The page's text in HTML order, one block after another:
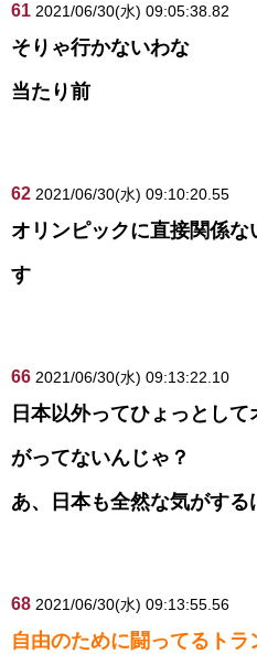
61 2021/06/30(水) 09:05:38.82
そりゃ行かないわな
当たり前
62 2021/06/30(水) 09:10:20.55
オリンピックに直接関係
す
66 2021/06/30(水) 09:13:22.10
日本以外ってひょっとし
がってないんじゃ？
あ、日本も全然な気がする
68 2021/06/30(水) 09:13:55.56
自由のために闘ってるトラ